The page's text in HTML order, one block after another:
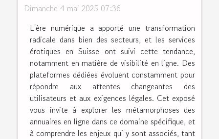
Dimanche 4 mai 2025 07:36
L'ère numérique a apporté une transformation
radicale dans bien des secteurs, et les services
érotiques en Suisse ont suivi cette tendance,
notamment en matière de visibilité en ligne. Des
plateformes dédiées évoluent constamment pour
répondre aux attentes changeantes des
utilisateurs et aux exigences légales. Cet exposé
vous invite à explorer les métamorphoses des
annuaires en ligne dans ce domaine spécifique, et
à comprendre les enjeux qui y sont associés, tant